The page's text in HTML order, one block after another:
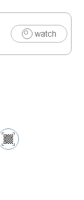
アート